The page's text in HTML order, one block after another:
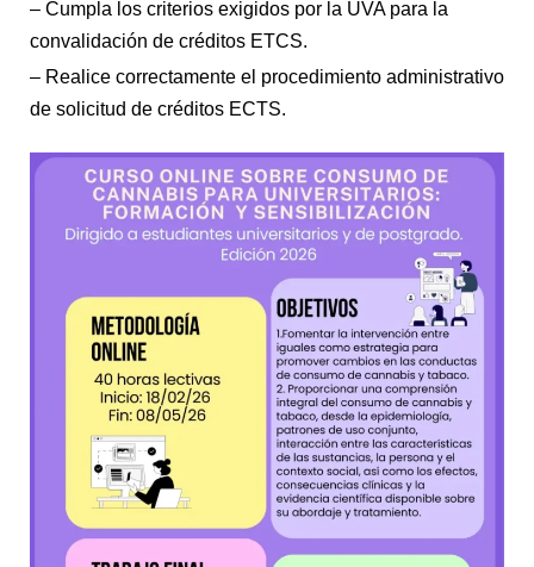
– Cumpla los criterios exigidos por la UVA para la
convalidación de créditos ETCS.
– Realice correctamente el procedimiento administrativo
de solicitud de créditos ECTS.